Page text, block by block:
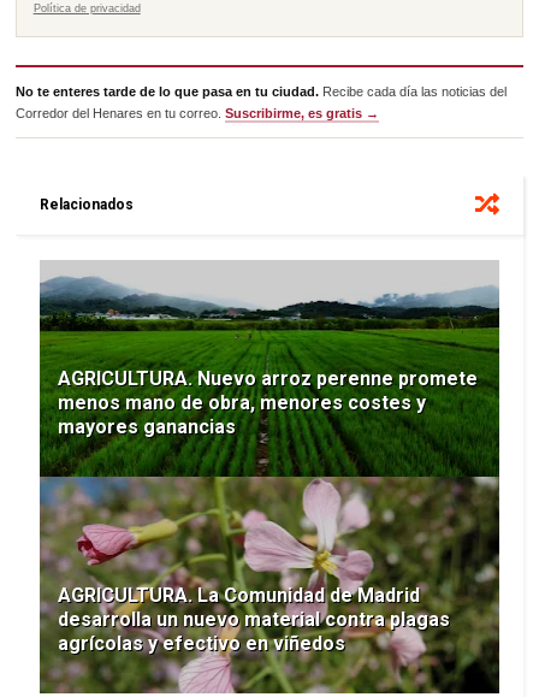
Política de privacidad
No te enteres tarde de lo que pasa en tu ciudad. Recibe cada día las noticias del
Corredor del Henares en tu correo.Suscribirme, es gratis →
Relacionados
AGRICULTURA. Nuevo arroz perenne promete
menos mano de obra, menores costes y
mayores ganancias
AGRICULTURA. La Comunidad de Madrid
desarrolla un nuevo material contra plagas
agrícolas y efectivo en viñedos